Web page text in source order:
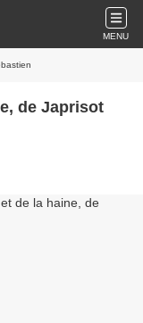
MENU
de Japrisot